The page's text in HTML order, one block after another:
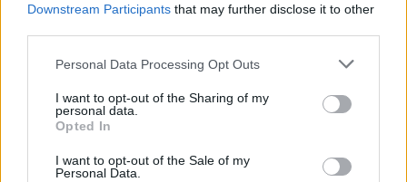
Downstream Participants that may further disclose it to other
Personal Data Processing Opt Outs
I want to opt-out of the Sharing of my
personal data.
Opted In
I want to opt-out of the Sale of my
Personal Data.
A Nobel-díjas molekulakalitkák
forradalma
A 2025-es kémiai Nobel-díjat három tudós, köztük
(MOF) fejlesztéséért. Ezek sokoldalú molekuláris
ketrecek, amelyek képesek szennyező anyagok
elnyelésére, energia tárolására, és akár
gyógyszerek…